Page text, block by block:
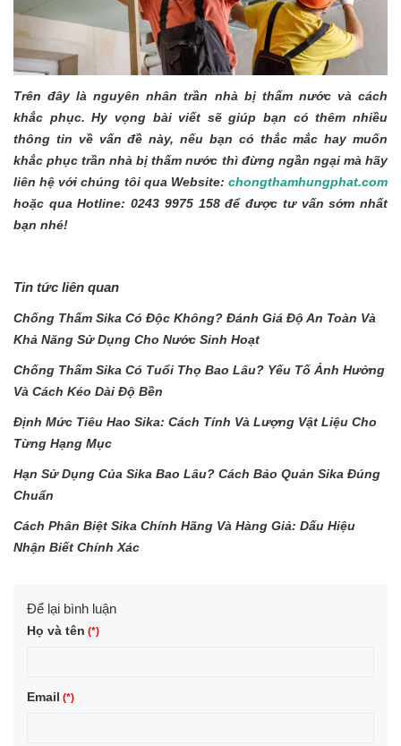
Trên đây là nguyên nhân trần nhà bị thấm nước và cách
khắc phục. Hy vọng bài viết sẽ giúp bạn có thêm nhiều
thông tin về vấn đề này, nếu bạn có thắc mắc hay muốn
khắc phục trần nhà bị thấm nước thì đừng ngần ngại mà hãy
liên hệ với chúng tôi qua Website: chongthamhungphat.com
hoặc qua Hotline: 0243 9975 158 để được tư vấn sớm nhất
bạn nhé!
Tin tức liên quan
Chống Thấm Sika Có Độc Không? Đánh Giá Độ An Toàn Và
Khả Năng Sử Dụng Cho Nước Sinh Hoạt
Chống Thấm Sika Có Tuổi Thọ Bao Lâu? Yếu Tố Ảnh Hưởng
Và Cách Kéo Dài Độ Bền
Định Mức Tiêu Hao Sika: Cách Tính Và Lượng Vật Liệu Cho
Từng Hạng Mục
Hạn Sử Dụng Của Sika Bao Lâu? Cách Bảo Quản Sika Đúng
Chuẩn
Cách Phân Biệt Sika Chính Hãng Và Hàng Giả: Dấu Hiệu
Nhận Biết Chính Xác
Để lại bình luận
Họ và tên
Email